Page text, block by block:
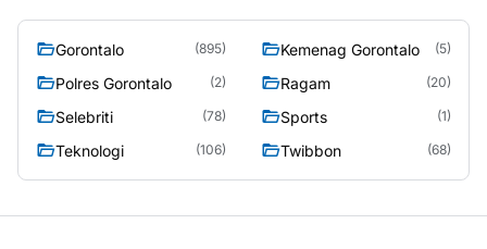
Gorontalo (895) Kemenag Gorontalo (5)
Polres Gorontalo (2) Ragam (20)
Selebriti (78) Sports (1)
Teknologi (106) Twibbon (68)